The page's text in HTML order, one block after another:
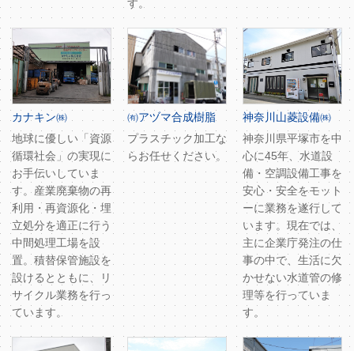
す。
カナキン㈱
地球に優しい「資源
循環社会」の実現に
お手伝いしていま
す。産業廃棄物の再
利用・再資源化・埋
立処分を適正に行う
中間処理工場を設
置。積替保管施設を
設けるとともに、リ
サイクル業務を行っ
ています。
㈲アヅマ合成樹脂
プラスチック加工な
らお任せください。
神奈川山菱設備㈱
神奈川県平塚市を中
心に45年、水道設
備・空調設備工事を
安心・安全をモット
ーに業務を遂行して
います。現在では、
主に企業庁発注の仕
事の中で、生活に欠
かせない水道管の修
理等を行っていま
す。